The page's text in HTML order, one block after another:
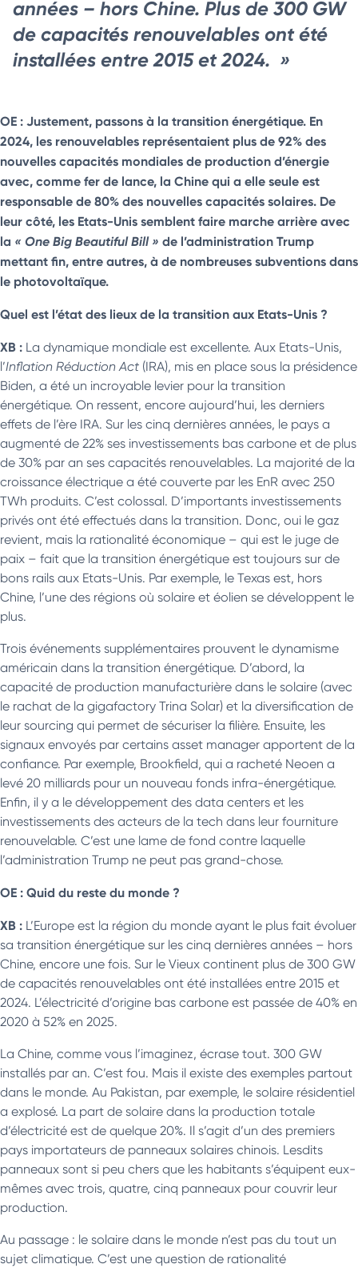
années – hors Chine. Plus de 300 GW
de capacités renouvelables ont été
installées entre 2015 et 2024. »
OE : Justement, passons à la transition énergétique. En
2024, les renouvelables représentaient plus de 92% des
nouvelles capacités mondiales de production d’énergie
avec, comme fer de lance, la Chine qui a elle seule est
responsable de 80% des nouvelles capacités solaires. De
leur côté, les Etats-Unis semblent faire marche arrière avec
la « One Big Beautiful Bill » de l’administration Trump
mettant fin, entre autres, à de nombreuses subventions dans
le photovoltaïque.
Quel est l’état des lieux de la transition aux Etats-Unis ?
XB : La dynamique mondiale est excellente. Aux Etats-Unis,
l’Inflation Réduction Act (IRA), mis en place sous la présidence
Biden, a été un incroyable levier pour la transition
énergétique. On ressent, encore aujourd’hui, les derniers
effets de l’ère IRA. Sur les cinq dernières années, le pays a
augmenté de 22% ses investissements bas carbone et de plus
de 30% par an ses capacités renouvelables. La majorité de la
croissance électrique a été couverte par les EnR avec 250
TWh produits. C’est colossal. D’importants investissements
privés ont été effectués dans la transition. Donc, oui le gaz
revient, mais la rationalité économique – qui est le juge de
paix – fait que la transition énergétique est toujours sur de
bons rails aux Etats-Unis. Par exemple, le Texas est, hors
Chine, l’une des régions où solaire et éolien se développent le
plus.
Trois événements supplémentaires prouvent le dynamisme
américain dans la transition énergétique. D’abord, la
capacité de production manufacturière dans le solaire (avec
le rachat de la gigafactory Trina Solar) et la diversification de
leur sourcing qui permet de sécuriser la filière. Ensuite, les
signaux envoyés par certains asset manager apportent de la
confiance. Par exemple, Brookfield, qui a racheté Neoen a
levé 20 milliards pour un nouveau fonds infra-énergétique.
Enfin, il y a le développement des data centers et les
investissements des acteurs de la tech dans leur fourniture
renouvelable. C’est une lame de fond contre laquelle
l’administration Trump ne peut pas grand-chose.
OE : Quid du reste du monde ?
XB : L’Europe est la région du monde ayant le plus fait évoluer
sa transition énergétique sur les cinq dernières années – hors
Chine, encore une fois. Sur le Vieux continent plus de 300 GW
de capacités renouvelables ont été installées entre 2015 et
2024. L’électricité d’origine bas carbone est passée de 40% en
2020 à 52% en 2025.
La Chine, comme vous l’imaginez, écrase tout. 300 GW
installés par an. C’est fou. Mais il existe des exemples partout
dans le monde. Au Pakistan, par exemple, le solaire résidentiel
a explosé. La part de solaire dans la production totale
d’électricité est de quelque 20%. Il s’agit d’un des premiers
pays importateurs de panneaux solaires chinois. Lesdits
panneaux sont si peu chers que les habitants s’équipent eux-
mêmes avec trois, quatre, cinq panneaux pour couvrir leur
production.
Au passage : le solaire dans le monde n’est pas du tout un
sujet climatique. C’est une question de rationalité